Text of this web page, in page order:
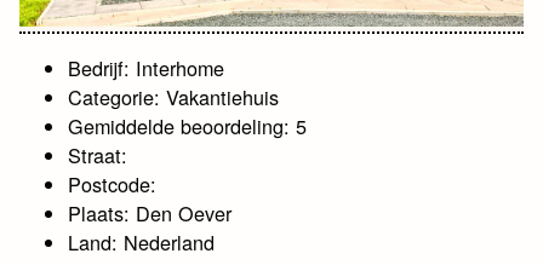
Bedrijf: Interhome
Categorie: Vakantiehuis
Gemiddelde beoordeling: 5
Straat:
Postcode:
Plaats: Den Oever
Land: Nederland